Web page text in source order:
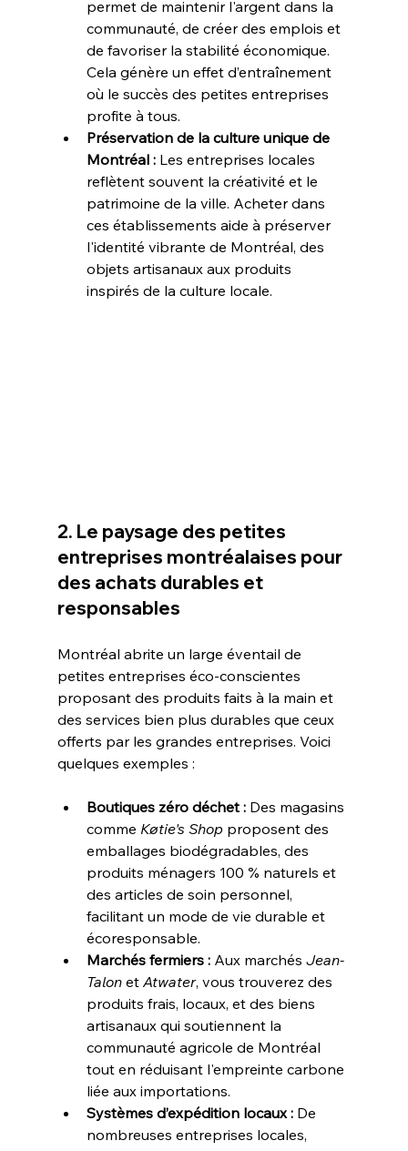
permet de maintenir l'argent dans la
communauté, de créer des emplois et
de favoriser la stabilité économique.
Cela génère un effet d’entraînement
où le succès des petites entreprises
profite à tous.
Préservation de la culture unique de
Montréal : Les entreprises locales
reflètent souvent la créativité et le
patrimoine de la ville. Acheter dans
ces établissements aide à préserver
l'identité vibrante de Montréal, des
objets artisanaux aux produits
inspirés de la culture locale.
2. Le paysage des petites
entreprises montréalaises pour
des achats durables et
responsables
Montréal abrite un large éventail de
petites entreprises éco-conscientes
proposant des produits faits à la main et
des services bien plus durables que ceux
offerts par les grandes entreprises. Voici
quelques exemples :
Boutiques zéro déchet : Des magasins
comme Køtie's Shop proposent des
emballages biodégradables, des
produits ménagers 100 % naturels et
des articles de soin personnel,
facilitant un mode de vie durable et
écoresponsable.
Marchés fermiers : Aux marchés Jean-
Talon et Atwater, vous trouverez des
produits frais, locaux, et des biens
artisanaux qui soutiennent la
communauté agricole de Montréal
tout en réduisant l'empreinte carbone
liée aux importations.
Systèmes d’expédition locaux : De
nombreuses entreprises locales,